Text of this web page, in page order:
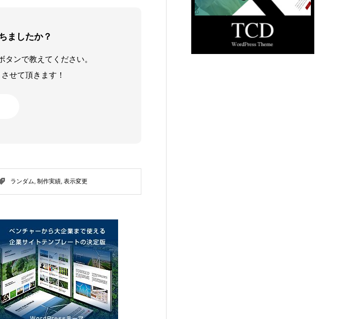
ましたか？
タンで教えてください。
せて頂きます！
ランダム, 制作実績, 表示変更